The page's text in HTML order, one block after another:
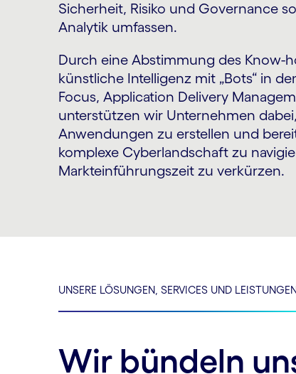
Sicherheit, Risiko und Governance
Analytik umfassen.
Durch eine Abstimmung des Know-
künstliche Intelligenz mit „Bots“ in
Focus, Application Delivery
unterstützen wir Unternehmen
Anwendungen zu erstellen und
komplexe Cyberlandschaft zu
Markteinführungszeit zu verkürzen.
UNSERE LÖSUNGEN, SERVICES UND
Wir bündeln